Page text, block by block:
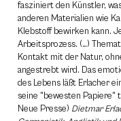
fasziniert den Künstler,
anderen Materialien wie
Klebstoff bewirken kann.
Arbeitsprozess. (…)
Kontakt mit der Natur,
angestrebt wird. Das
des Lebens läßt Erlacher
seine "bewesten Papiere"
Neue Presse) Dietmar